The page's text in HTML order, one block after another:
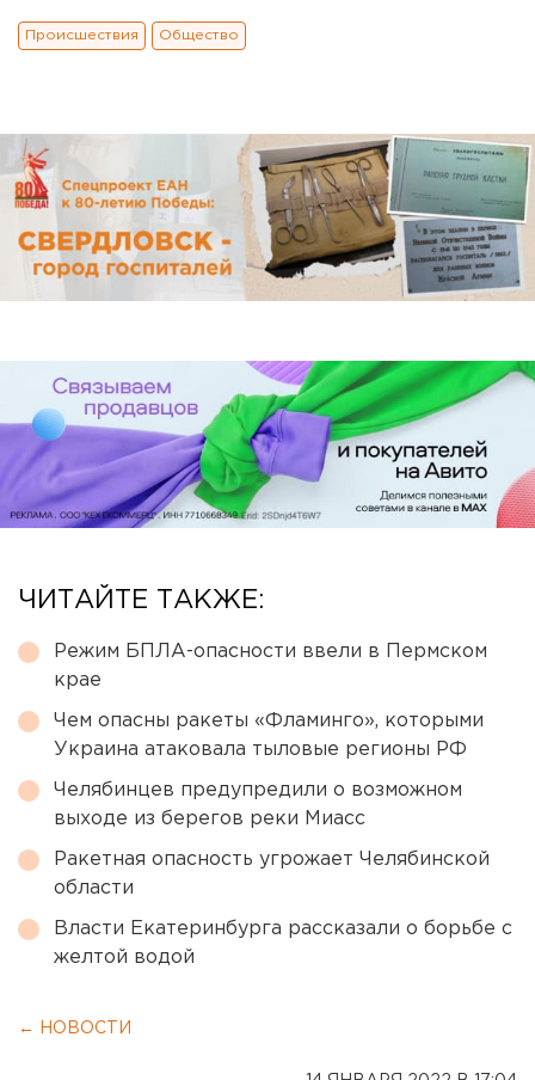
Происшествия Общество
ЧИТАЙТЕ ТАКЖЕ:
Режим БПЛА-опасности ввели в Пермском
крае
Чем опасны ракеты «Фламинго», которыми
Украина атаковала тыловые регионы РФ
Челябинцев предупредили о возможном
выходе из берегов реки Миасс
Ракетная опасность угрожает Челябинской
области
Власти Екатеринбурга рассказали о борьбе с
желтой водой
← НОВОСТИ